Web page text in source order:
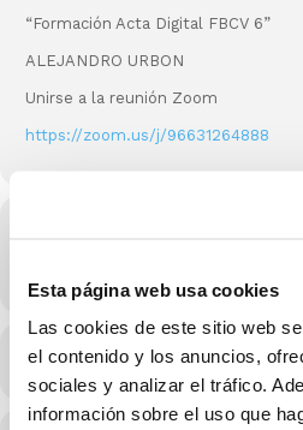
Esta página web usa cookies
Las cookies de este sitio web
el contenido y los anuncios,
sociales y analizar el tráfico.
información sobre el uso que
“Formación Acta Digital FBCV 6”
ALEJANDRO URBON
Unirse a la reunión Zoom
https://zoom.us/j/96631264888
MÁS INFO